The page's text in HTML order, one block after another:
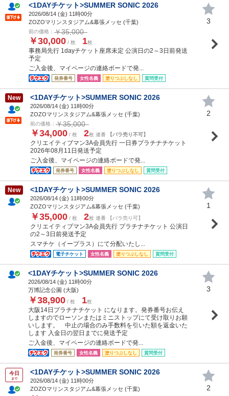
<1DAYチケット>SUMMER SONIC 2026
2026/08/14 (金) 11時00分
ZOZOマリンスタジアム&幕張メッセ (千葉)
前の価格： ￥35,000
￥30,000 / 枚 1枚
事務局先行 1dayチケット座席未定 公演日の2～3日前発送
予定
ご入金後、マイページの連絡ボードで発...
発券番号 女性名義 塗りつぶしなし 質問受付
3
New <1DAYチケット>SUMMER SONIC 2026
2026/08/14 (金) 11時00分
ZOZOマリンスタジアム&幕張メッセ (千葉)
前の価格： ￥35,000
￥34,000 / 枚 2枚 連番 【バラ売り不可】
クリエイティブマン3A会員先行 一日券プラチナチケット
2026年08月11日発送予定
ご入金後、マイページの連絡ボードで発...
発券番号 女性名義 塗りつぶしなし 質問受付
2
New <1DAYチケット>SUMMER SONIC 2026
2026/08/14 (金) 11時00分
ZOZOマリンスタジアム&幕張メッセ (千葉)
￥35,000 / 枚 2枚 連番 【バラ売り可】
クリエイティブマン3A会員先行 プラチナチケット 公演日
の2～3日前発送予定
スマチケ（イープラス）にて分配いたし...
電子チケット 女性名義 塗りつぶしなし 質問受付
1
<1DAYチケット>SUMMER SONIC 2026
2026/08/14 (金) 11時00分
万博記念公園 (大阪)
￥38,900 / 枚 1枚
大阪14日プラチナチケット になります。発券番号お伝え
しますのでローソンまたはミニストップにて受け取りお願
いします。 中止の場合のみ手数料を引いた額を返金いた
します 入金日の翌日までに発送予定
ご入金後、マイページの連絡ボードで発...
発券番号 女性名義 塗りつぶしなし 質問受付
3
今日
まで
<1DAYチケット>SUMMER SONIC 2026
2026/08/14 (金) 11時00分
ZOZOマリンスタジアム&幕張メッセ (千葉)
2